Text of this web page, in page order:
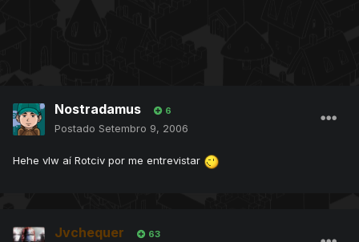
Nostradamus 6
Postado Setembro 9, 2006
Hehe vlw aí Rotciv por me entrevistar
Jvchequer 63